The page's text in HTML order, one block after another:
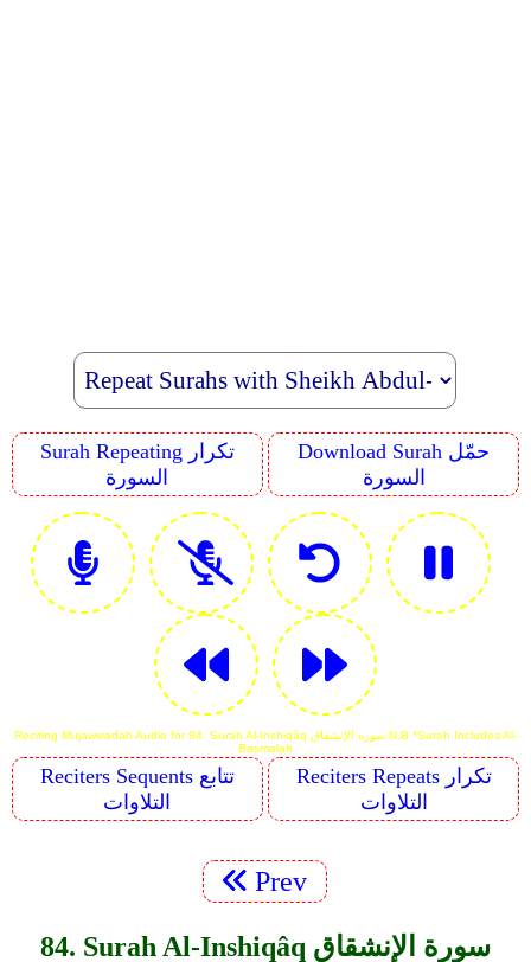
Surah Repeating تكرار
السورة
Download Surah حمّل
السورة
Reciting Mujawwadah Audio for 84. Surah Al-Inshiqâq سورة الإنشقاق N.B *Surah Includes Al-
Basmalah
Reciters Sequents تتابع
التلاوات
Reciters Repeats تكرار
التلاوات
Prev
84. Surah Al-Inshiqâq سورة الإنشقاق